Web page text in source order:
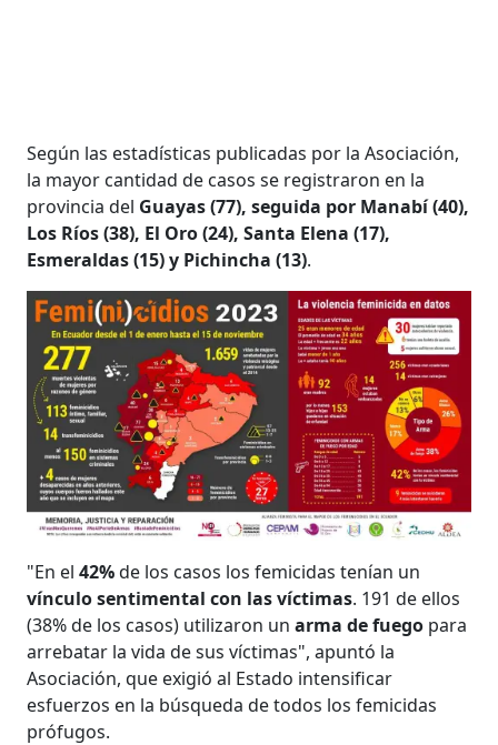
Según las estadísticas publicadas por la Asociación,
la mayor cantidad de casos se registraron en la
provincia del Guayas (77), seguida por Manabí (40),
Los Ríos (38), El Oro (24), Santa Elena (17),
Esmeraldas (15) y Pichincha (13).
"En el 42%de los casos los femicidas tenían un
vínculo sentimental con las víctimas. 191 de ellos
(38% de los casos) utilizaron unarma de fuego para
arrebatar la vida de sus víctimas", apuntó la
Asociación, que exigió al Estado intensificar
esfuerzos en la búsqueda de todos los femicidas
prófugos.